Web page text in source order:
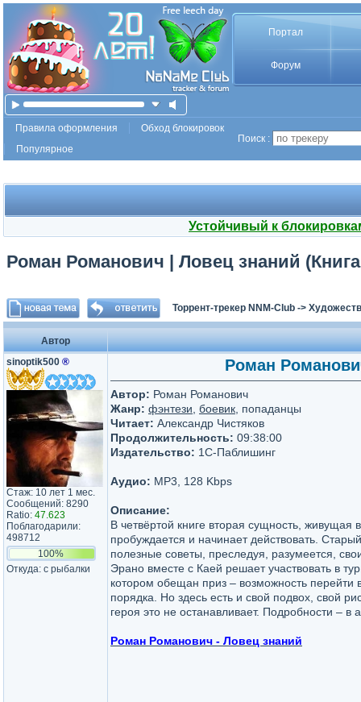
Портал
Форум
Правила оформления
Обход блокировок
Популярное
Поиск :
Устойчивый к
Роман Романович | Ловец знаний
Торрент-трекер NNM-Club ->
Автор
sinoptik500 ®
Стаж: 10 лет 1 мес.
Сообщений: 8290
Ratio: 47.623
Поблагодарили:
498712
100%
Откуда: с рыбалки
Роман
Автор: Роман Романович
Жанр: фэнтези боевик , попаданцы
Читает: Александр Чистяков
Продолжительность: 09:38:00
Издательство: 1С-Паблишинг
Аудио: MP3, 128 Kbps
Описание:
В четвёртой книге вторая сущность, живущая
пробуждается и начинает действовать.
полезные советы, преследуя, разумеется,
Эрано вместе с Каей решает участвовать в
котором обещан приз – возможность перейти
порядка. Но здесь есть и свой подвох, свой
героя это не останавливает. Подробности – в
Роман Романович - Ловец знаний